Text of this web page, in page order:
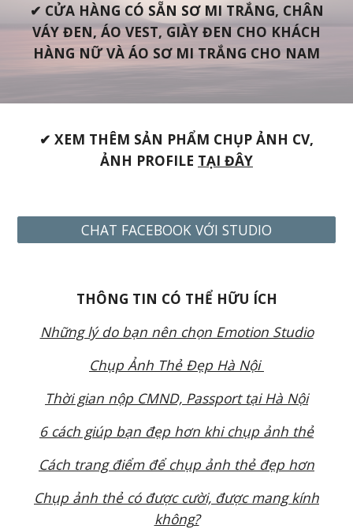
✔ CỬA HÀNG CÓ SẴN SƠ MI TRẮNG, CHÂN
VÁY ĐEN, ÁO VEST, GIÀY ĐEN CHO KHÁCH
HÀNG NỮ VÀ ÁO SƠ MI TRẮNG CHO NAM
✔ XEM THÊM SẢN PHẨM CHỤP ẢNH CV,
ẢNH PROFILE TẠI ĐÂY
CHAT FACEBOOK VỚI STUDIO
THÔNG TIN CÓ THỂ HỮU ÍCH
Những lý do bạn nên chọn Emotion Studio
Chụp Ảnh Thẻ Đẹp Hà Nội
Thời gian nộp CMND, Passport tạiHà Nội
6 cách giúp bạn đẹp hơn khi chụp ảnh thẻ
Cách trang điểm để chụp ảnh thẻ đẹp hơn
Chụp ảnh thẻ có được cười, được mang kính
không?